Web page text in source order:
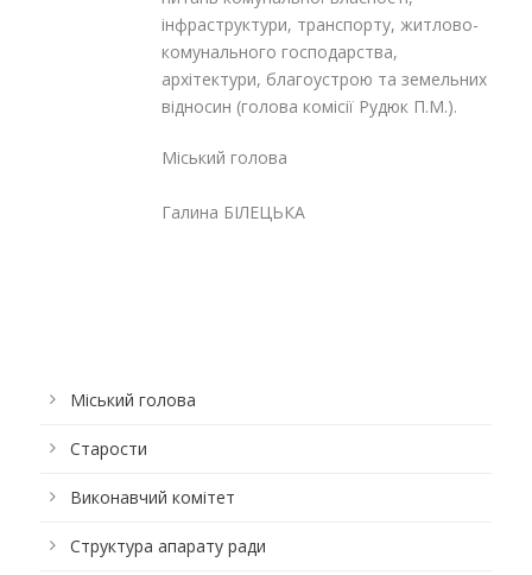
інфраструктури, транспорту, житлово-
комунального господарства,
архітектури, благоустрою та земельних
відносин (голова комісії Рудюк П.М.).
Міський голова
Галина БІЛЕЦЬКА
Міський голова
Старости
Виконавчий комітет
Структура апарату ради